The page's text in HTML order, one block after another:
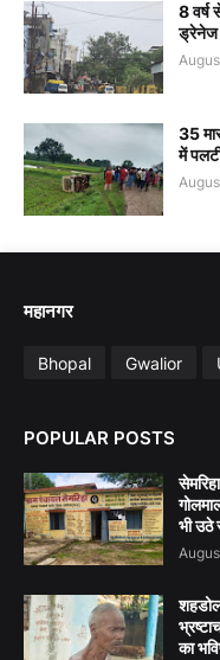
8 वर्ष
ड्रेनेज
35
में
महानगर
Bhopal Gwalior
POPULAR POSTS
भी उठे
का